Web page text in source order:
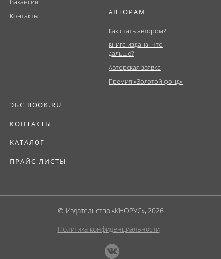
Контакты
АВТОРАМ
Как стать автором?
Книга издана. Что
дальше?
Авторская заявка
Премия «Золотой фонд»
ЭБС BOOK.RU
КОНТАКТЫ
КАТАЛОГ
ПРАЙС-ЛИСТЫ
© Издательство «КНОРУС», 2026
Политика конфиденциальности